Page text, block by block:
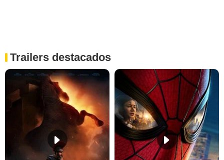
Trailers destacados